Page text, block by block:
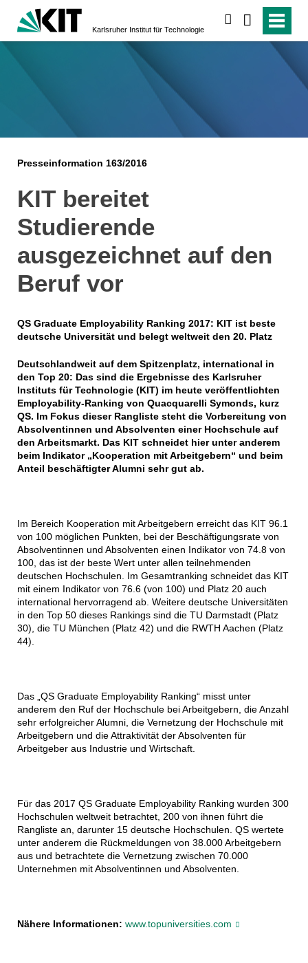
Karlsruher Institut für Technologie
Presseinformation 163/2016
KIT bereitet
Studierende
ausgezeichnet auf den
Beruf vor
QS Graduate Employability Ranking 2017: KIT ist beste
deutsche Universität und belegt weltweit den 20. Platz
Deutschlandweit auf dem Spitzenplatz, international in
den Top 20: Das sind die Ergebnisse des Karlsruher
Instituts für Technologie (KIT) im heute veröffentlichten
Employability-Ranking von Quacquarelli Symonds, kurz
QS. Im Fokus dieser Rangliste steht die Vorbereitung von
Absolventinnen und Absolventen einer Hochschule auf
den Arbeitsmarkt. Das KIT schneidet hier unter anderem
beim Indikator „Kooperation mit Arbeitgebern“ und beim
Anteil beschäftigter Alumni sehr gut ab.
Im Bereich Kooperation mit Arbeitgebern erreicht das KIT 96.1
von 100 möglichen Punkten, bei der Beschäftigungsrate von
Absolventinnen und Absolventen einen Indikator von 74.8 von
100, das ist der beste Wert unter allen teilnehmenden
deutschen Hochschulen. Im Gesamtranking schneidet das KIT
mit einem Indikator von 76.6 (von 100) und Platz 20 auch
international hervorragend ab. Weitere deutsche Universitäten
in den Top 50 dieses Rankings sind die TU Darmstadt (Platz
30), die TU München (Platz 42) und die RWTH Aachen (Platz
44).
Das „QS Graduate Employability Ranking“ misst unter
anderem den Ruf der Hochschule bei Arbeitgebern, die Anzahl
sehr erfolgreicher Alumni, die Vernetzung der Hochschule mit
Arbeitgebern und die Attraktivität der Absolventen für
Arbeitgeber aus Industrie und Wirtschaft.
Für das 2017 QS Graduate Employability Ranking wurden 300
Hochschulen weltweit betrachtet, 200 von ihnen führt die
Rangliste an, darunter 15 deutsche Hochschulen. QS wertete
unter anderem die Rückmeldungen von 38.000 Arbeitgebern
aus und betrachtete die Vernetzung zwischen 70.000
Unternehmen mit Absolventinnen und Absolventen.
Nähere Informationen: www.topuniversities.com